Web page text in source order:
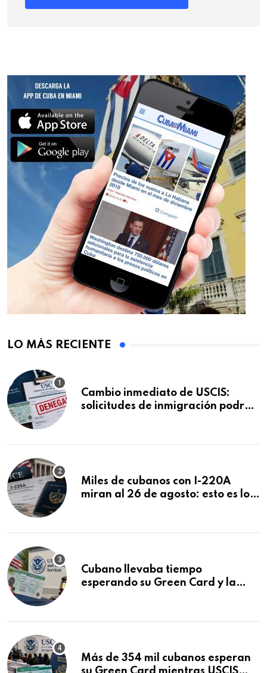
LO MÁS RECIENTE
Cambio inmediato de USCIS:
solicitudes de inmigración podrán
Miles de cubanos con I-220A
miran al 26 de agosto: esto es lo
Cubano llevaba tiempo
esperando su Green Card y la
Más de 354 mil cubanos esperan